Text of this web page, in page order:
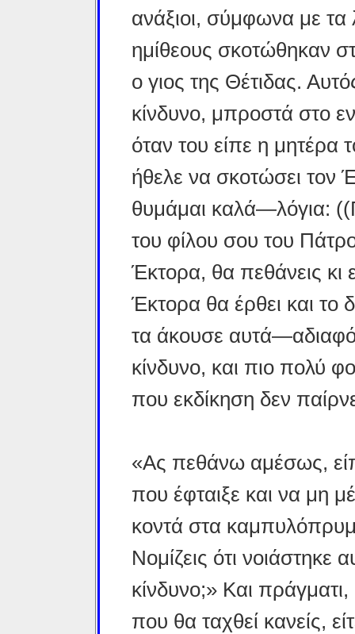
ανάξιοι, σύμφωνα με
ημίθεους σκοτώθηκαν
ο γιος της Θέτιδας.
κίνδυνο, μπροστά στο
όταν του είπε η μητέρα
ήθελε να σκοτώσει
θυμάμαι καλά—λόγια:
του φίλου σου του
Έκτορα, θα πεθάνεις κι
Έκτορα θα έρθει και το
τα άκουσε
κίνδυνο, και πιο πολύ
που εκδίκηση δεν
«Ας πεθάνω αμέσως,
που έφταιξε και να μη
κοντά στα
Νομίζεις ότι νοιάστηκε
κίνδυνο;» Και πράγματι,
που θα ταχθεί κανείς,